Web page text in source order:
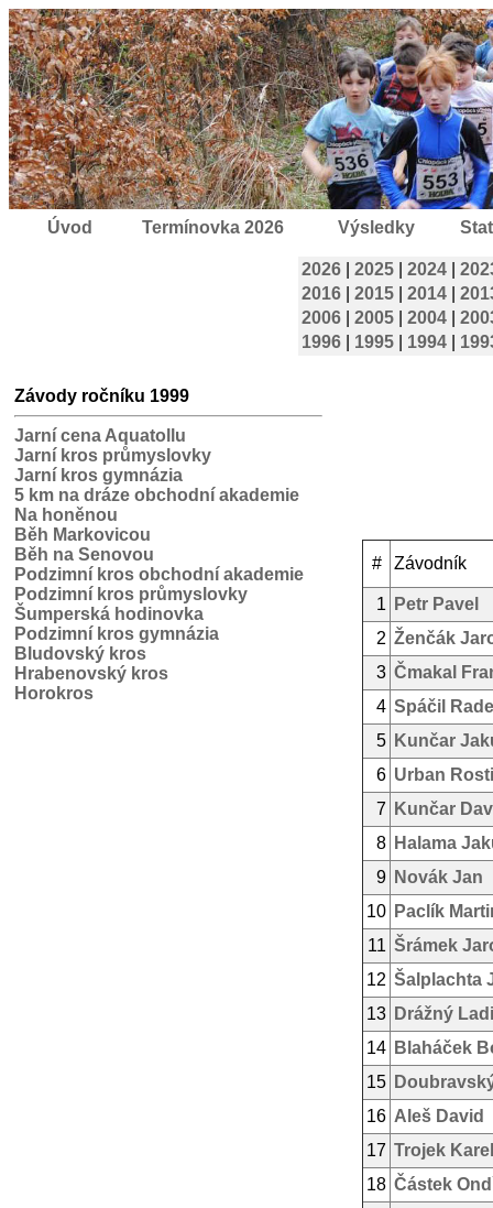
Úvod Termínovka 2026 Výsledky
2026 2025 2024
2016
2015 2014
2006
2005 2004
1996
1995 1994
Závody ročníku 1999
Jarní cena Aquatollu
Jarní kros průmyslovky
Jarní kros gymnázia
5 km na dráze obchodní akademie
Na honěnou
Běh Markovicou
Běh na Senovou
Podzimní kros obchodní akademie
Podzimní kros průmyslovky
Šumperská hodinovka
Podzimní kros gymnázia
Bludovský kros
Hrabenovský kros
Horokros
# Závodník
1
Petr Pavel
2 Ženčák
3 Čmakal
4 Spáčil
5 Kunčar
6 Urban
7
Kunčar
8 Halama
9 Novák Jan
10 Paclík
11 Šrámek
12 Šalplachta
13 Drážný
14 Blaháček
15
16 Aleš David
17 Trojek Karel
18 Částek